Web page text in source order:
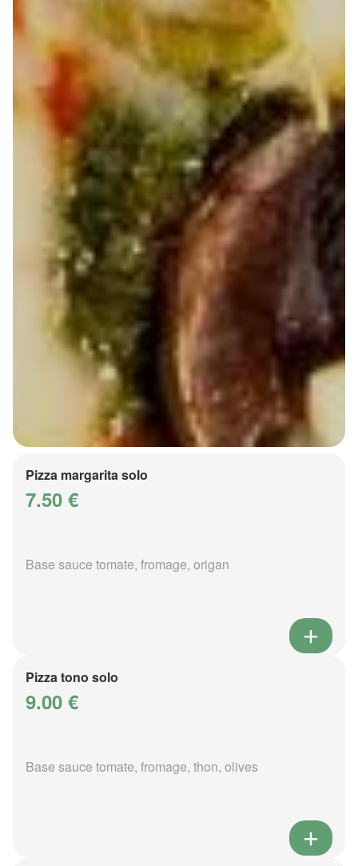
Pizza margarita solo
7.50 €
Base sauce tomate, fromage, origan
Pizza tono solo
9.00 €
Base sauce tomate, fromage, thon, olives